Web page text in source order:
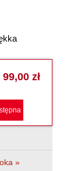
99,00 zł
»